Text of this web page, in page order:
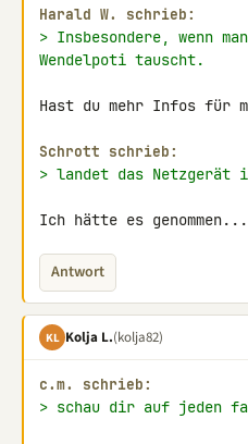
Harald W. schrieb:
> Insbesondere, wenn
Wendelpoti tauscht.
Hast du mehr Infos für
Schrott schrieb:
> landet das Netzgerät
Ich hätte es genommen...
Antwort
KL Kolja L.(kolja82)
c.m. schrieb:
> schau dir auf jeden